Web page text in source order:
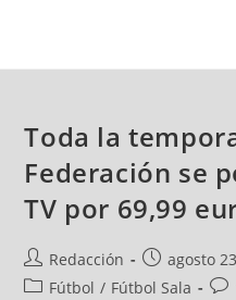
Toda la
Federación se
TV por 69,99
Redacción
agosto
Fútbol / Fútbol Sala